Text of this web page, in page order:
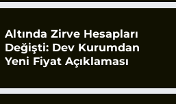
Altında Zirve Hesapları
Değişti: Dev Kurumdan
Yeni Fiyat Açıklaması